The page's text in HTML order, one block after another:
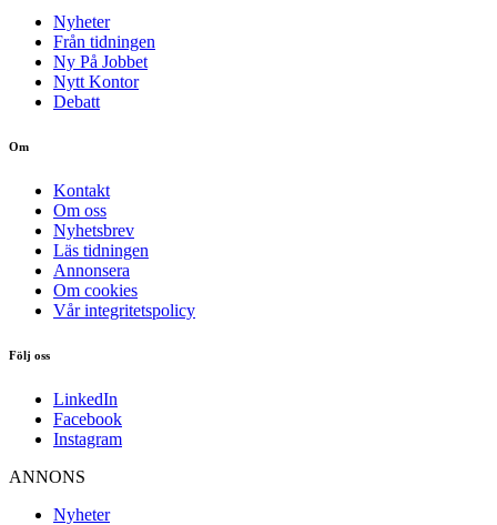
Nyheter
Från tidningen
Ny På Jobbet
Nytt Kontor
Debatt
Om
Kontakt
Om oss
Nyhetsbrev
Läs tidningen
Annonsera
Om cookies
Vår integritetspolicy
Följ oss
LinkedIn
Facebook
Instagram
ANNONS
Nyheter